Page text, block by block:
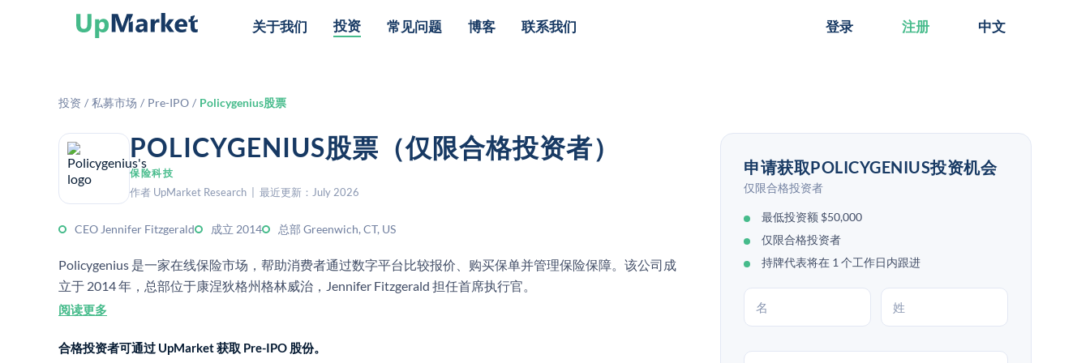
关于我们 投资 常见问题 博客 联系我们 登录 注册 中文
投资 / 私募市场 / Pre-IPO / Policygenius股票
POLICYGENIUS股票（仅限合格投资者）
保险科技
作者 UpMarket Research | 最近更新：July 2026
CEO Jennifer Fitzgerald 成立 2014 总部 Greenwich, CT, US
Policygenius 是一家在线保险市场，帮助消费者通过数字平台比较报价、购买保单并管理保险保障。该公司成
立于 2014 年，总部位于康涅狄格州格林威治，Jennifer Fitzgerald 担任首席执行官。
阅读更多
合格投资者可通过 UpMarket 获取 Pre-IPO 股份。
申请获取POLICYGENIUS投资机会
仅限合格投资者
最低投资额 $50,000
仅限合格投资者
持牌代表将在 1 个工作日内跟进